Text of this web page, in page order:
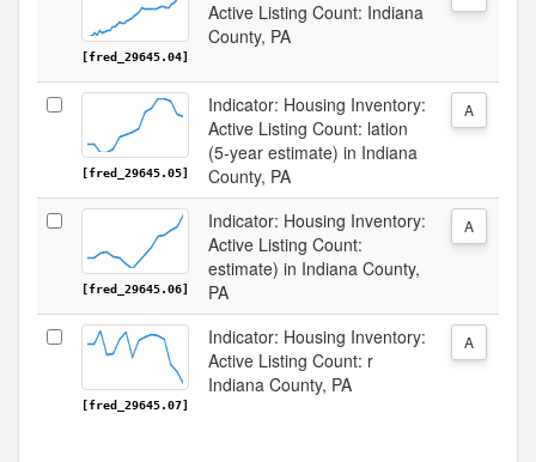
[fred_29645.04]
Active Listing Count: Indiana
County, PA
[fred_29645.05]
Indicator: Housing Inventory:
Active Listing Count: lation
(5-year estimate) in Indiana
County, PA
A
[fred_29645.06]
Indicator: Housing Inventory:
Active Listing Count:
estimate) in Indiana County,
PA
A
[fred_29645.07]
Indicator: Housing Inventory:
Active Listing Count: r
Indiana County, PA
A